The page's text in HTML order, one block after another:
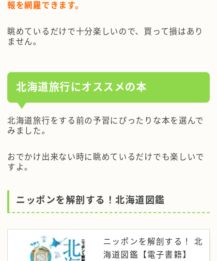
報を網羅できます。
眺めているだけで十分楽しいので、買って損はあり
ません。
北海道旅行にオススメの本
北海道旅行をする前の予習にぴったりな本を選んで
みました。
おでかけ出来ない時に眺めているだけでも楽しいで
すよ。
ニッポンを解剖する！北海道図鑑
ニッポンを解剖する！ 北
海道図鑑【電子書籍】